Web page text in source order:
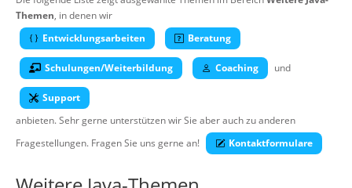
Über uns
Suche
Themen, in denen wir
Entwicklungsarbeiten
Beratung
Schulungen/Weiterbildung Coaching und
Support
anbieten. Sehr gerne unterstützen wir Sie aber auch zu anderen
Fragestellungen. Fragen Sie uns gerne an!
Kontaktformulare